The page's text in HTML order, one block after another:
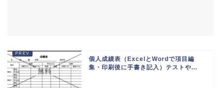
個人成績表（ExcelとWordで項目編
集・印刷後に手書き記入）テストや...